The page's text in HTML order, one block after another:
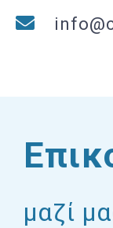
μαζί